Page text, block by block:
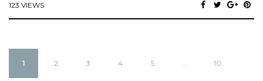
123 VIEWS
1 2 3 4 5 ... 10